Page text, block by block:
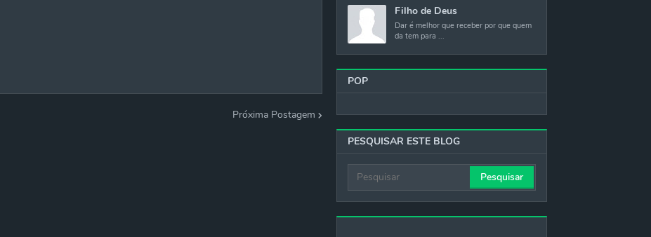
Próxima Postagem
Filho de Deus
Dar é melhor que receber por que quem
da tem para ...
POP
PESQUISAR ESTE BLOG